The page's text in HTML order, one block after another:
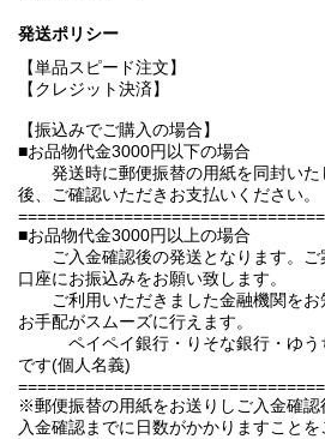
発送ポリシー
【単品スピード注文】
【クレジット決済】
【振込みでご購入の場合】
■お品物代金3000円以下の場合
発送時に郵便振替の用紙を同封いた
後、ご確認いただきお支払いください。
■お品物代金3000円以上の場合
ご入金確認後の発送となります。ご
口座にお振込みをお願い致します。
ご利用いただきました金融機関をお
お手配がスムーズに行えます。
ペイペイ銀行・りそな銀行・ゆう
です(個人名義)
※郵便振替の用紙をお送りしご入金確
入金確認までに日数がかかりますことを